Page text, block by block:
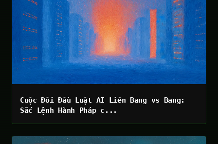
Cuộc Đối Đầu Luật AI Liên Bang vs Bang:
Sắc Lệnh Hành Pháp c...